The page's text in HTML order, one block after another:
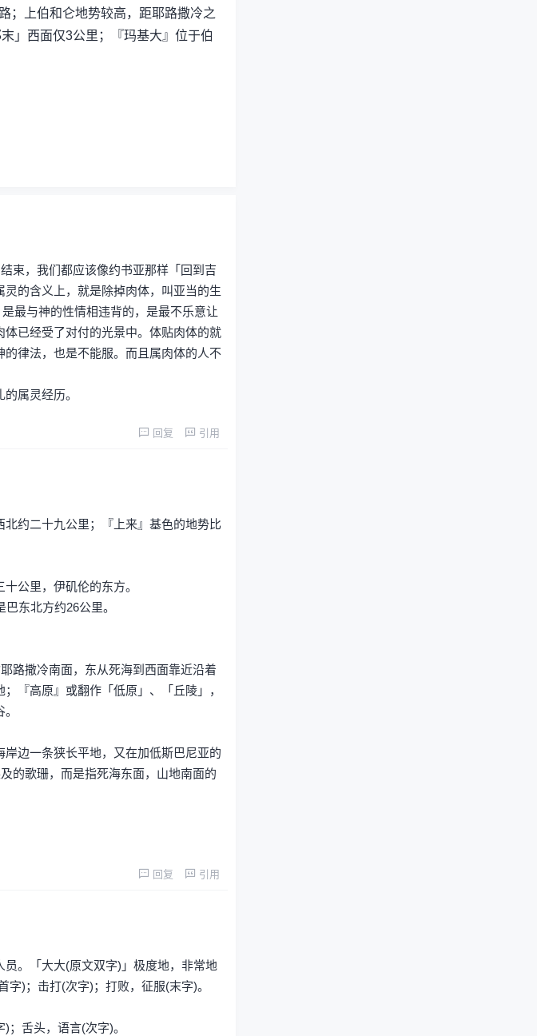
；上伯和仑地势较高，距耶路撒冷之
」西面仅3公里；『玛基大』位于伯
束，我们都应该像约书亚那样「回到吉
的含义上，就是除掉肉体，叫亚当的生
最与神的性情相违背的，是最不乐意让
已经受了对付的光景中。体贴肉体的就
律法，也是不能服。而且属肉体的人不
属灵经历。
回复 引用
约二十九公里；『上来』基色的地势比
公里，伊矶伦的东方。
东北方约26公里。
路撒冷南面，东从死海到西面靠近沿着
『高原』或翻作「低原」、「丘陵」，
岸边一条狭长平地，又在加低斯巴尼亚的
的歌珊，而是指死海东面，山地南面的
回复 引用
。「大大(原文双字)」极度地，非常地
)；击打(次字)；打败，征服(末字)。
；舌头，语言(次字)。